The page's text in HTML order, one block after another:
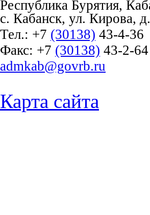
Республика Бурятия,
с. Кабанск, ул. Кирова,
Тел.: +7 (30138) 43-4-36
Факс: +7 (30138) 43-2-64
admkab@govrb.ru
Карта сайта